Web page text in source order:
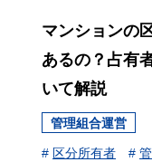
マンションの
あるの？占有
いて解説
管理組合運営
# 区分所有者 #